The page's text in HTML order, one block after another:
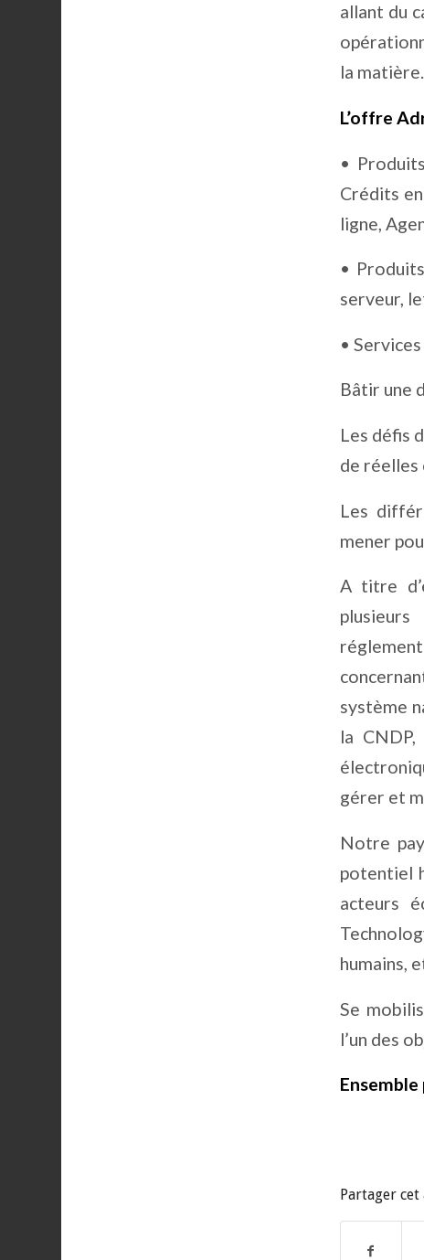
allant du
la matière.
L’offre
•
Crédits
ligne,
•
serveur,
•
Bâtir une
Les défis
de
Les
mener
A titre
système
la
gérer et
Notre
potentiel
acteurs
humains,
Se
l’un des
Partager